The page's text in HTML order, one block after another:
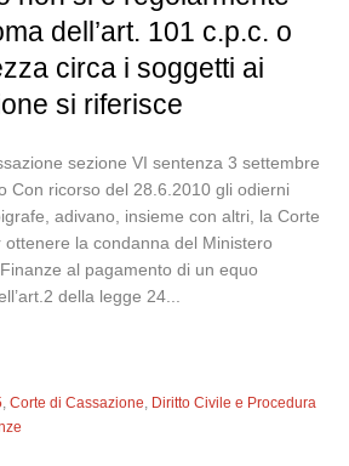
dell’art. 101 c.p.c. o
circa i soggetti ai
si riferisce
sezione VI sentenza 3 settembre
Con ricorso del 28.6.2010 gli odierni
adivano, insieme con altri, la Corte
ottenere la condanna del Ministero
al pagamento di un equo
della legge 24...
,Corte di Cassazione, Diritto Civile e Procedura